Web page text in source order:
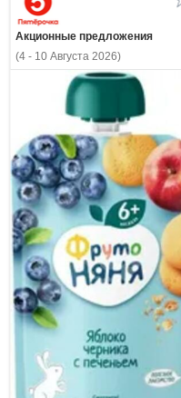
Акционные предложения
(4 - 10 Августа 2026)